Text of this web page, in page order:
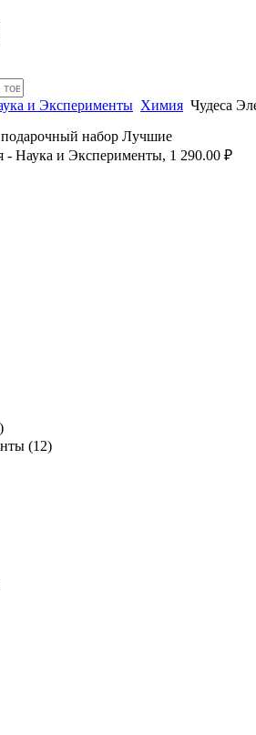
и Эксперименты Химия Чудеса
набор Лучшие
Наука и Эксперименты, 1 290.00 ₽
)
(12)